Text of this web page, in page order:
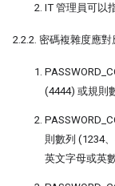
IT 管理員可以
2.2.2. 密碼複雜度應
(4444) 或規則
則數列 (1234
英文字母或英